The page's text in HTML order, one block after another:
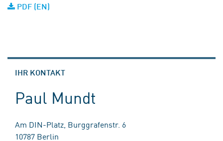
PDF (EN)
IHR KONTAKT
Paul Mundt
Am DIN-Platz, Burggrafenstr. 6
10787 Berlin